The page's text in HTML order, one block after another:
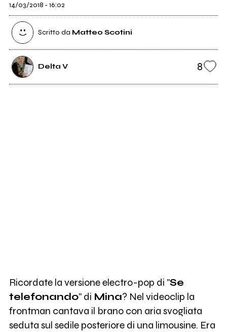
14/03/2018 - 16:02
Scritto da Matteo Scotini
Delta V 8
Ricordate la versione electro-pop di "Se
telefonando" di Mina? Nel videoclip la
frontman cantava il brano con aria svogliata
seduta sul sedile posteriore di una limousine. Era